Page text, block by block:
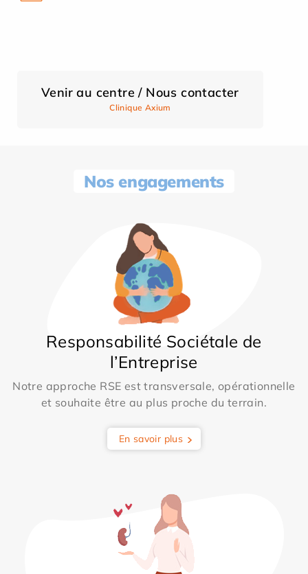
Venir au centre / Nous contacter
Clinique Axium
Nos engagements
Responsabilité Sociétale de
l’Entreprise
Notre approche RSE est transversale, opérationnelle
et souhaite être au plus proche du terrain.
En savoir plus